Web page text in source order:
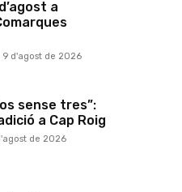
a
9 d'agost de 2026
sense tres”:
a Cap Roig
de 2026